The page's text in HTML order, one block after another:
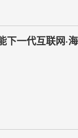
下一代互联网